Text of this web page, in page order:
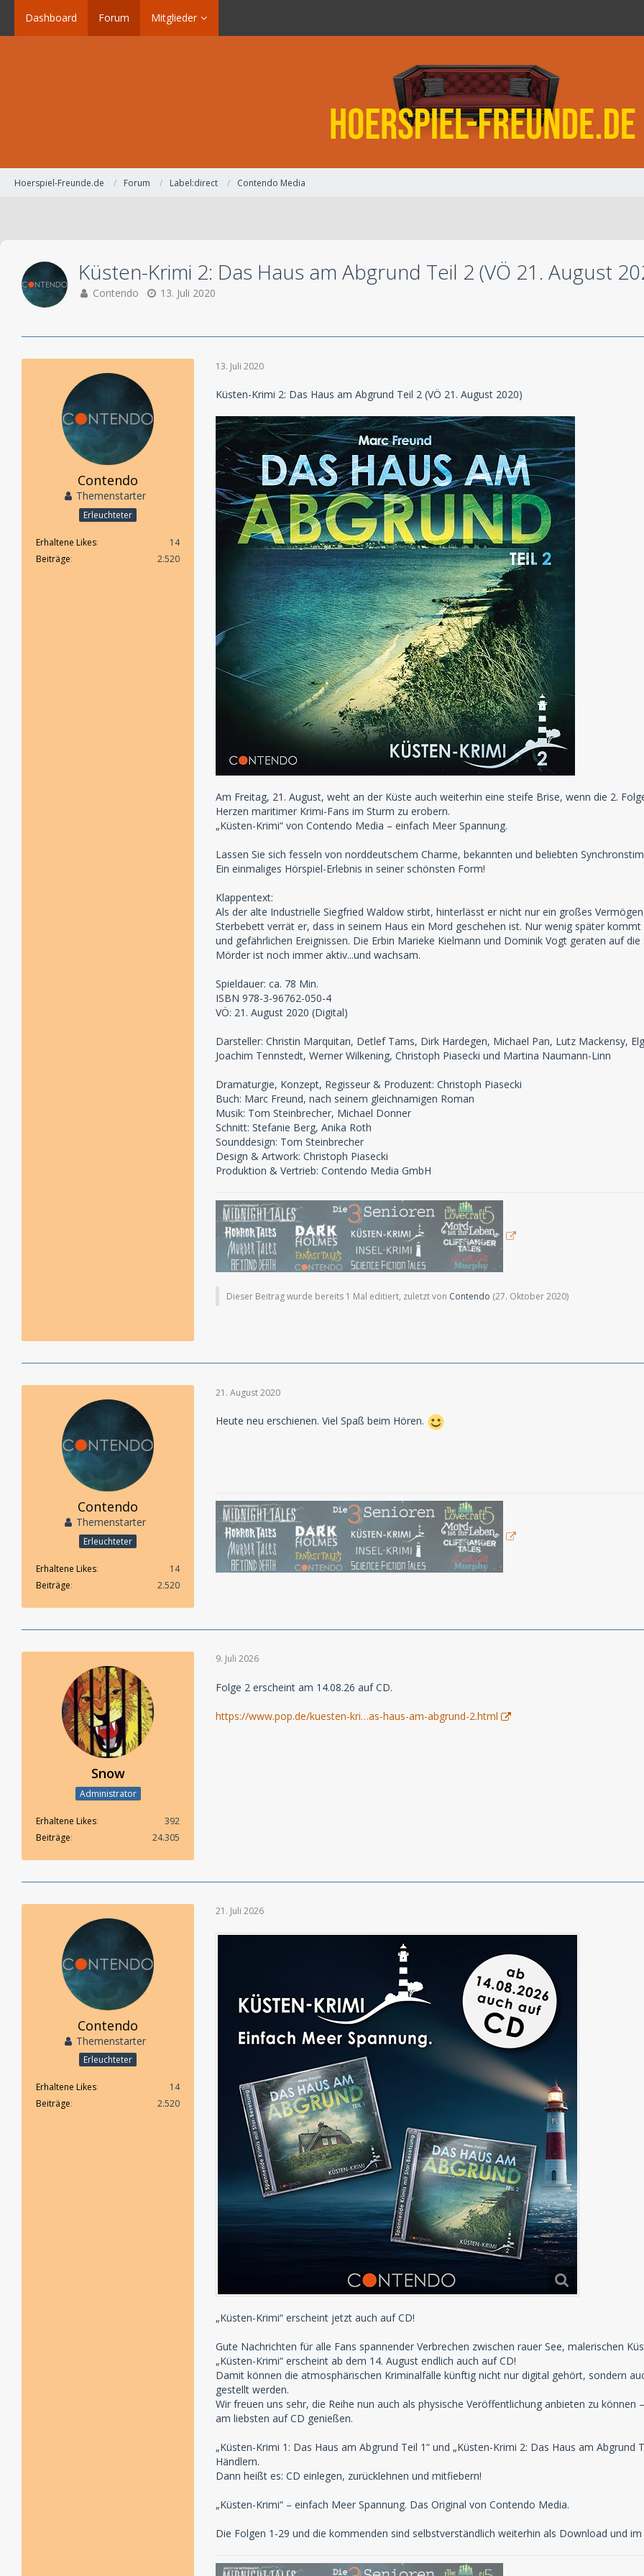
Dashboard Forum Mitglieder
Hoerspiel-Freunde.de Forum Label:direct Contendo Media
Küsten-Krimi 2: Das Haus am Abgrund Teil 2 (VÖ 21. August
Contendo 13. Juli 2020
Contendo
Themenstarter
Erleuchteter
Erhaltene Likes
14
Beiträge
2.520
13. Juli 2020
Küsten-Krimi 2: Das Haus am Abgrund Teil 2 (VÖ 21. August 2020)
Am Freitag, 21. August, weht an der Küste auch weiterhin eine steife Brise, wenn die 2.
Herzen maritimer Krimi-Fans im Sturm zu erobern.
„Küsten-Krimi“ von Contendo Media – einfach Meer Spannung.
Lassen Sie sich fesseln von norddeutschem Charme, bekannten und beliebten
Ein einmaliges Hörspiel-Erlebnis in seiner schönsten Form!
Klappentext:
Als der alte Industrielle Siegfried Waldow stirbt, hinterlässt er nicht nur ein großes
Sterbebett verrät er, dass in seinem Haus ein Mord geschehen ist. Nur wenig später
und gefährlichen Ereignissen. Die Erbin Marieke Kielmann und Dominik Vogt geraten auf
Mörder ist noch immer aktiv...und wachsam.
Spieldauer: ca. 78 Min.
ISBN 978-3-96762-050-4
VÖ: 21. August 2020 (Digital)
Darsteller: Christin Marquitan, Detlef Tams, Dirk Hardegen, Michael Pan, Lutz Mackensy,
Joachim Tennstedt, Werner Wilkening, Christoph Piasecki und Martina Naumann-Linn
Dramaturgie, Konzept, Regisseur & Produzent: Christoph Piasecki
Buch: Marc Freund, nach seinem gleichnamigen Roman
Musik: Tom Steinbrecher, Michael Donner
Schnitt: Stefanie Berg, Anika Roth
Sounddesign: Tom Steinbrecher
Design & Artwork: Christoph Piasecki
Produktion & Vertrieb: Contendo Media GmbH
Dieser Beitrag wurde bereits 1 Mal editiert, zuletzt von Contendo (27. Oktober 2020)
Contendo
Themenstarter
Erleuchteter
Erhaltene Likes
14
Beiträge
2.520
21. August 2020
Heute neu erschienen. Viel Spaß beim Hören.
Snow
Administrator
Erhaltene Likes
392
Beiträge
24.305
9. Juli 2026
Folge 2 erscheint am 14.08.26 auf CD.
https://www.pop.de/kuesten-kri…as-haus-am-abgrund-2.html
Contendo
Themenstarter
Erleuchteter
Erhaltene Likes
14
Beiträge
2.520
21. Juli 2026
„Küsten-Krimi“ erscheint jetzt auch auf CD!
Gute Nachrichten für alle Fans spannender Verbrechen zwischen rauer See, malerischen
„Küsten-Krimi“ erscheint ab dem 14. August endlich auch auf CD!
Damit können die atmosphärischen Kriminalfälle künftig nicht nur digital gehört, sondern
gestellt werden.
Wir freuen uns sehr, die Reihe nun auch als physische Veröffentlichung anbieten zu
am liebsten auf CD genießen.
„Küsten-Krimi 1: Das Haus am Abgrund Teil 1“ und „Küsten-Krimi 2: Das Haus am
Händlern.
Dann heißt es: CD einlegen, zurücklehnen und mitfiebern!
„Küsten-Krimi“ – einfach Meer Spannung. Das Original von Contendo Media.
Die Folgen 1-29 und die kommenden sind selbstverständlich weiterhin als Download und